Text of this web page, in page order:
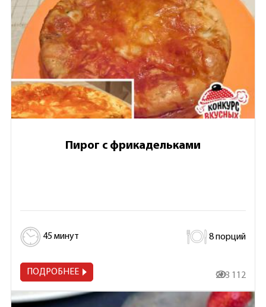
Пирог с фрикадельками
45 минут 8 порций
ПОДРОБНЕЕ 203 112